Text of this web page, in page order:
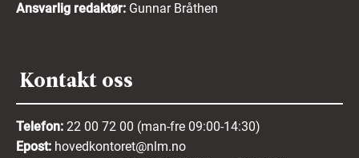
Ansvarlig redaktør: Gunnar Bråthen
Kontakt oss
Telefon: 22 00 72 00 (man-fre 09:00-14:30)
Epost: hovedkontoret@nlm.no